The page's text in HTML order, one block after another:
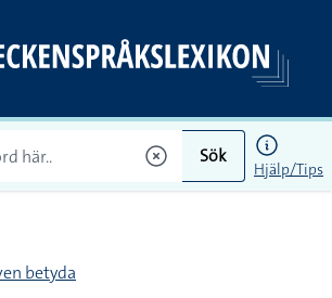
Sök
Hjälp/Tips
betyda